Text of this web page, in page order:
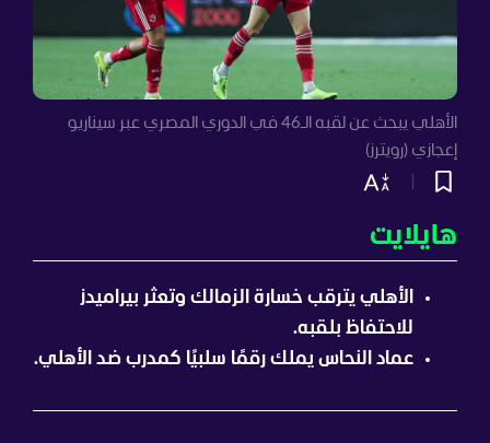
الأهلي يبحث عن لقبه الـ46 في الدوري المصري عبر سيناريو
إعجازي (رويترز)
هايلايت
الأهلي يترقب خسارة الزمالك وتعثر بيراميدز
للاحتفاظ بلقبه.
عماد النحاس يملك رقمًا سلبيًا كمدرب ضد الأهلي.